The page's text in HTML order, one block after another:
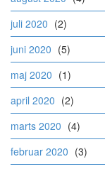
juli 2020 (2)
juni 2020 (5)
maj 2020 (1)
april 2020 (2)
marts 2020 (4)
februar 2020 (3)